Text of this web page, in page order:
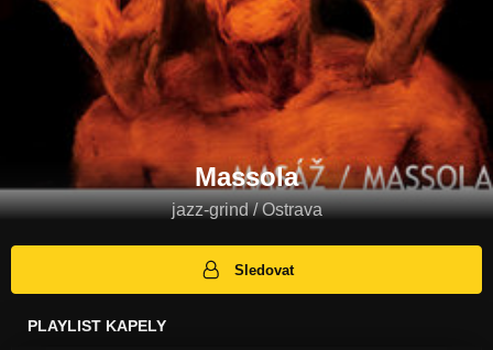
Massola
jazz-grind / Ostrava
Sledovat
PLAYLIST KAPELY